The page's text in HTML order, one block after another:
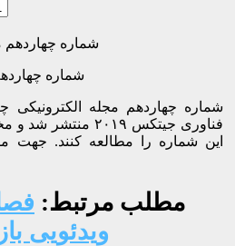
شماره
شماره چهاردهم مجله
فناوری جیتکس ۲۰۱۹
این شماره را مطالعه کنند. جهت
مطلب مرتبط:
ویدئویی